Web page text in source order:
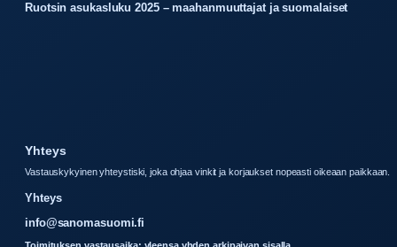
Ruotsin asukasluku 2025 – maahanmuuttajat ja suomalaiset
Yhteys
Vastauskykyinen yhteystiski, joka ohjaa vinkit ja korjaukset nopeasti oikeaan paikkaan.
Yhteys
info@sanomasuomi.fi